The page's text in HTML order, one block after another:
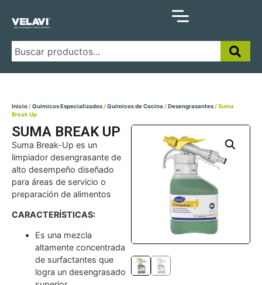
Inicio/Químicos Especializados/Químicos de Cocina /Desengrasantes/ Suma
Break Up
SUMA BREAK UP
Suma Break-Up es un
limpiador desengrasante de
alto desempeño diseñado
para áreas de servicio o
preparación de alimentos
CARACTERÍSTICAS:
Es una mezcla
altamente concentrada
de surfactantes que
logra un desengrasado